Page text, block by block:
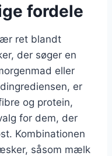
fordele
ret blandt
der søger en
eller
er
og protein,
for dem, der
Kombinationen
såsom mælk